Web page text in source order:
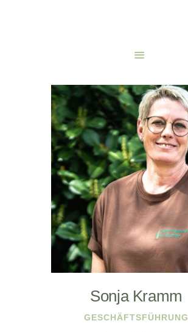
Sonja Kramm
GESCHÄFTSFÜHRUNG